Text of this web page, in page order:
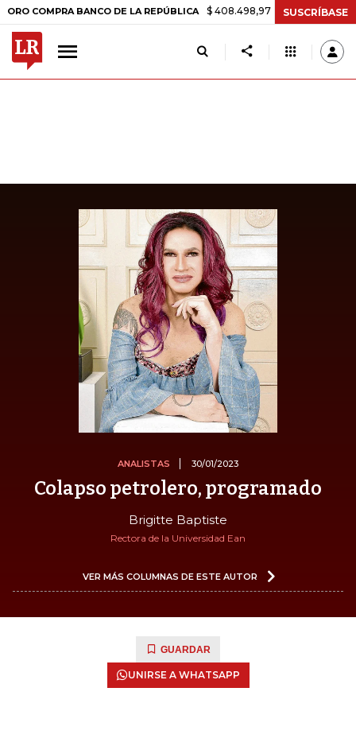
BANCO DE LA REPÚBLICA $ 408.498,97 +$ 8.753,81 +2,19%
SUSCRÍBASE
ANALISTAS 30/01/2023
Colapso petrolero, programado
Brigitte Baptiste
Rectora de la Universidad Ean
VER MÁS COLUMNAS DE ESTE AUTOR
GUARDAR
UNIRSE A WHATSAPP